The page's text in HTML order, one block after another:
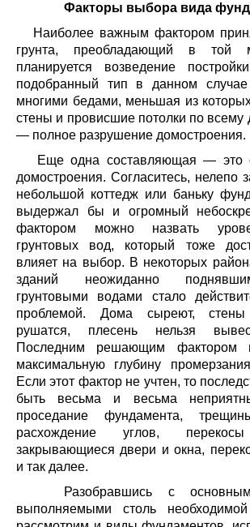
Факторы выбора вида
Наиболее важным фактором
грунта, преобладающий в той
планируется возведение
подобранный тип в данном случае
многими бедами, меньшая из
стены и провисшие потолки по всему
— полное разрушение домостроения.
Еще одна составляющая — это
домостроения. Согласитесь, нелепо
небольшой коттедж или баньку
выдержал бы и огромный
фактором можно назвать
грунтовых вод, который тоже
влияет на выбор. В некоторых
зданий неожиданно
грунтовыми водами стало
проблемой. Дома сыреют,
рушатся, плесень нельзя
Последним решающим фактором
максимальную глубину
Если этот фактор не учтен, то
быть весьма и весьма
проседание фундамента,
расхождение углов,
закрывающиеся двери и окна,
и так далее.
Разобравшись с
выполняемыми столь